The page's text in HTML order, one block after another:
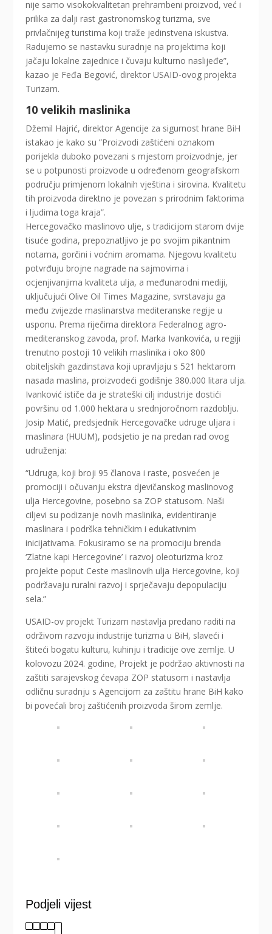
nije samo visokokvalitetan prehrambeni proizvod, već i
prilika za dalji rast gastronomskog turizma, sve
privlačnijeg turistima koji traže jedinstvena iskustva.
Radujemo se nastavku suradnje na projektima koji
jačaju lokalne zajednice i čuvaju kulturno naslijeđe”,
kazao je Feđa Begović, direktor USAID-ovog projekta
Turizam.
10 velikih maslinika
Džemil Hajrić, direktor Agencije za sigurnost hrane BiH
istakao je kako su ”Proizvodi zaštićeni oznakom
porijekla duboko povezani s mjestom proizvodnje, jer
se u potpunosti proizvode u određenom geografskom
području primjenom lokalnih vještina i sirovina. Kvalitetu
tih proizvoda direktno je povezan s prirodnim faktorima
i ljudima toga kraja”.
Hercegovačko maslinovo ulje, s tradicijom starom dvije
tisuće godina, prepoznatljivo je po svojim pikantnim
notama, gorčini i voćnim aromama. Njegovu kvalitetu
potvrđuju brojne nagrade na sajmovima i
ocjenjivanjima kvaliteta ulja, a međunarodni mediji,
uključujući Olive Oil Times Magazine, svrstavaju ga
među zvijezde maslinarstva mediteranske regije u
usponu. Prema riječima direktora Federalnog agro-
mediteranskog zavoda, prof. Marka Ivankovića, u regiji
trenutno postoji 10 velikih maslinika i oko 800
obiteljskih gazdinstava koji upravljaju s 521 hektarom
nasada maslina, proizvodeći godišnje 380.000 litara ulja.
Ivanković ističe da je strateški cilj industrije dostići
površinu od 1.000 hektara u srednjoročnom razdoblju.
Josip Matić, predsjednik Hercegovačke udruge uljara i
maslinara (HUUM), podsjetio je na predan rad ovog
udruženja:
“Udruga, koji broji 95 članova i raste, posvećen je
promociji i očuvanju ekstra djevičanskog maslinovog
ulja Hercegovine, posebno sa ZOP statusom. Naši
ciljevi su podizanje novih maslinika, evidentiranje
maslinara i podrška tehničkim i edukativnim
inicijativama. Fokusiramo se na promociju brenda
‘Zlatne kapi Hercegovine’ i razvoj oleoturizma kroz
projekte poput Ceste maslinovih ulja Hercegovine, koji
podržavaju ruralni razvoj i sprječavaju depopulaciju
sela.”
USAID-ov projekt Turizam nastavlja predano raditi na
održivom razvoju industrije turizma u BiH, slaveći i
štiteći bogatu kulturu, kuhinju i tradicije ove zemlje. U
kolovozu 2024. godine, Projekt je podržao aktivnosti na
zaštiti sarajevskog ćevapa ZOP statusom i nastavlja
odličnu suradnju s Agencijom za zaštitu hrane BiH kako
bi povećali broj zaštićenih proizvoda širom zemlje.
Podjeli vijest